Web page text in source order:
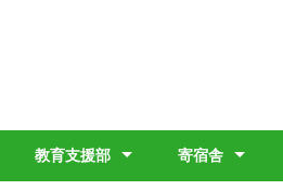
教育支援部 寄宿舎